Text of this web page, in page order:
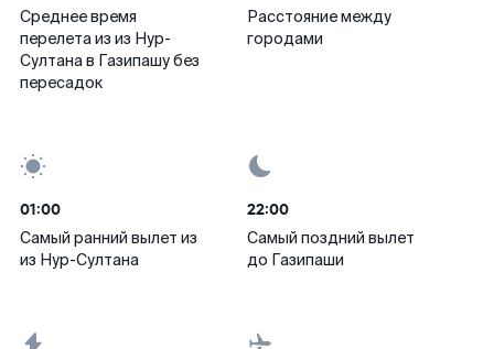
Среднее время
перелета из из Нур-
Султана в Газипашу без
пересадок
Расстояние между
городами
01:00
Самый ранний вылет из
из Нур-Султана
22:00
Самый поздний вылет
до Газипаши